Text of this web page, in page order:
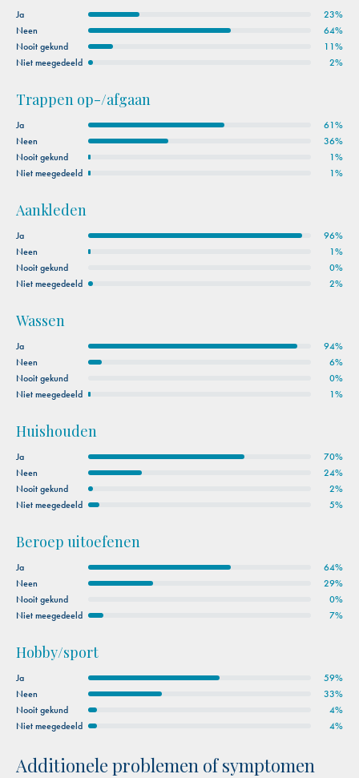
Ja
23%
Neen
64%
Nooit gekund
11%
Niet meegedeeld
2%
Trappen op-/afgaan
Ja
61%
Neen
36%
Nooit gekund
1%
Niet meegedeeld
1%
Aankleden
Ja
96%
Neen
1%
Nooit gekund
0%
Niet meegedeeld
2%
Wassen
Ja
94%
Neen
6%
Nooit gekund
0%
Niet meegedeeld
1%
Huishouden
Ja
70%
Neen
24%
Nooit gekund
2%
Niet meegedeeld
5%
Beroep uitoefenen
Ja
64%
Neen
29%
Nooit gekund
0%
Niet meegedeeld
7%
Hobby/sport
Ja
59%
Neen
33%
Nooit gekund
4%
Niet meegedeeld
4%
Additionele problemen of symptomen